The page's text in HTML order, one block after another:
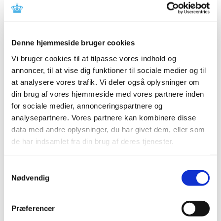
Denne hjemmeside bruger cookies
Vi bruger cookies til at tilpasse vores indhold og
annoncer, til at vise dig funktioner til sociale medier og til
at analysere vores trafik. Vi deler også oplysninger om
din brug af vores hjemmeside med vores partnere inden
for sociale medier, annonceringspartnere og
analysepartnere. Vores partnere kan kombinere disse
data med andre oplysninger, du har givet dem, eller som
de har indsamlet fra din brug af deres tjenester.
Nødvendig
Præferencer
Afgørelse om generelt tilskud til Invokana
|18. marts 2014|
Invokana. Lægemidlet får generelt tilskud. Invokana
Høringssvar om tilskudsstatus for
antipsykotisk medicin
|27. februar 2014|
Medicintilskudsnævnets forslag til fremtidig
tilskudsstatus for antipsykotisk medicin (ATC-gruppe
|20. februar 2014
Sundhedsstyrelsen besluttet at give generelt tilskud til…